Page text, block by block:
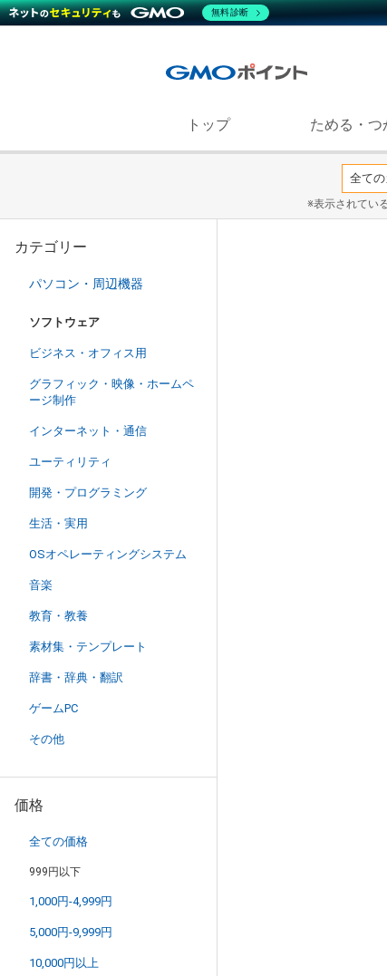
トップ ためる・つ
※表示されてい
カテゴリー
パソコン・周辺機器
ソフトウェア
ビジネス・オフィス用
グラフィック・映像・ホームペ
ージ制作
インターネット・通信
ユーティリティ
開発・プログラミング
生活・実用
OSオペレーティングシステム
音楽
教育・教養
素材集・テンプレート
辞書・辞典・翻訳
ゲームPC
その他
価格
全ての価格
999円以下
1,000円-4,999円
5,000円-9,999円
10,000円以上
無料診断